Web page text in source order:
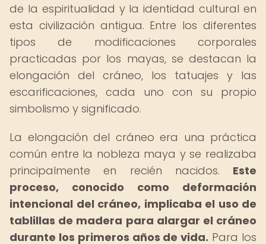
de la espiritualidad y la identidad cultural en
esta civilización antigua. Entre los diferentes
tipos de modificaciones corporales
practicadas por los mayas, se destacan la
elongación del cráneo, los tatuajes y las
escarificaciones, cada uno con su propio
simbolismo y significado.
La elongación del cráneo era una práctica
común entre la nobleza maya y se realizaba
principalmente en recién nacidos. Este
proceso, conocido como deformación
intencional del cráneo, implicaba el uso de
tablillas de madera para alargar el cráneo
durante los primeros años de vida. Para los